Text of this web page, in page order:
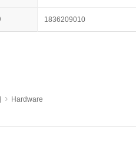
1836209010
Hardware